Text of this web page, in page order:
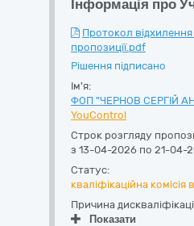
Інформація про
Протокол
пропозиції.pdf
Рішення підписано
Ім'я:
ФОП "ЧЕРНОВ СЕРГІЙ
YouControl
Строк розгляду
з 13-04-2026 по 21-04-
Статус:
кваліфікаційна
Причина
Показати